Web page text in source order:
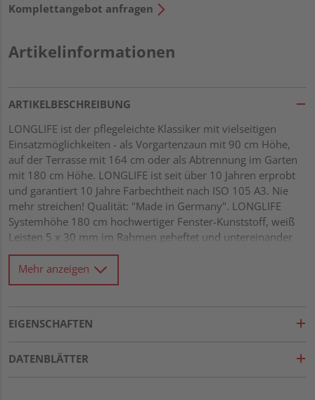
Komplettangebot anfragen
Artikelinformationen
ARTIKELBESCHREIBUNG
LONGLIFE ist der pflegeleichte Klassiker mit vielseitigen
Einsatzmöglichkeiten - als Vorgartenzaun mit 90 cm Höhe,
auf der Terrasse mit 164 cm oder als Abtrennung im Garten
mit 180 cm Höhe. LONGLIFE ist seit über 10 Jahren erprobt
und garantiert 10 Jahre Farbechtheit nach ISO 105 A3. Nie
mehr streichen! Qualität: "Made in Germany". LONGLIFE
Systemhöhe 180 cm hochwertiger Fenster-Kunststoff, weiß
Leisten 5 x 30 mm im Rahmen geheftet und untereinander
verklebt Maschenweite ca. 40 x 40 mm
Mehr anzeigen
EIGENSCHAFTEN
DATENBLÄTTER